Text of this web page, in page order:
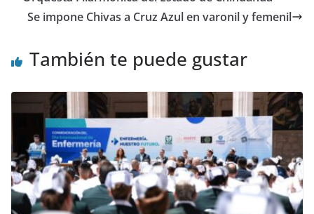
Se impone Chivas a Cruz Azul en varonil y femenil
También te puede gustar